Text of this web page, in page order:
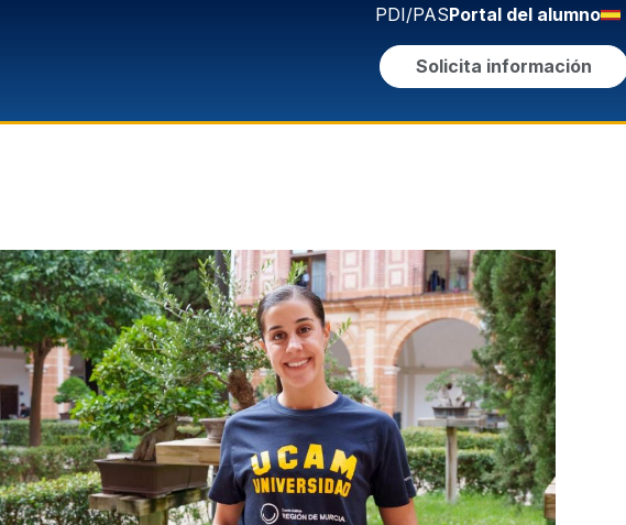
PDI/PASPortal del alumno
Solicita información